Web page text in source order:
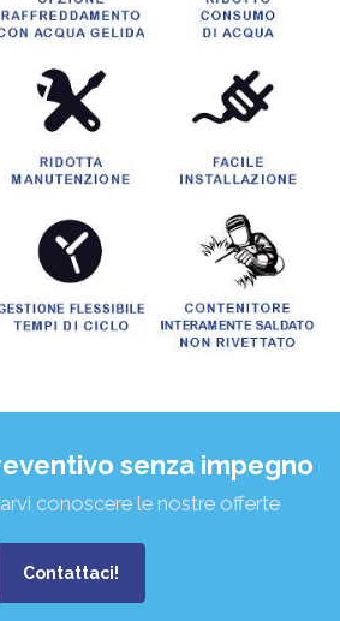
senza impegno
conoscere le nostre offerte
Contattaci!